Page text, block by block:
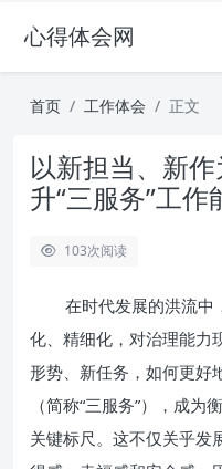
心得体会网
首页 工作体会 正文
以新担当、新
升“三服务”工
103次阅读
在时代发展的洪流中
化、精细化，对治理能力
形势、新任务，如何更好
（简称“三服务”），成
关键标尺。这不仅关乎发